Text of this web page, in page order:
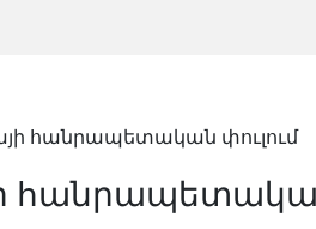
հանրապետական փուլում